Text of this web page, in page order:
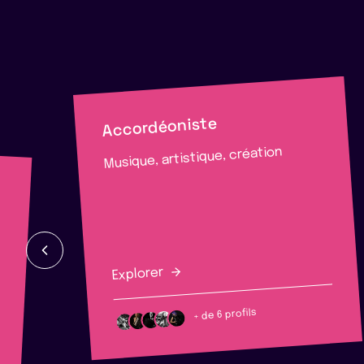
Accordéoniste
Musique, artistique, création
Explorer
+ de 6 profils